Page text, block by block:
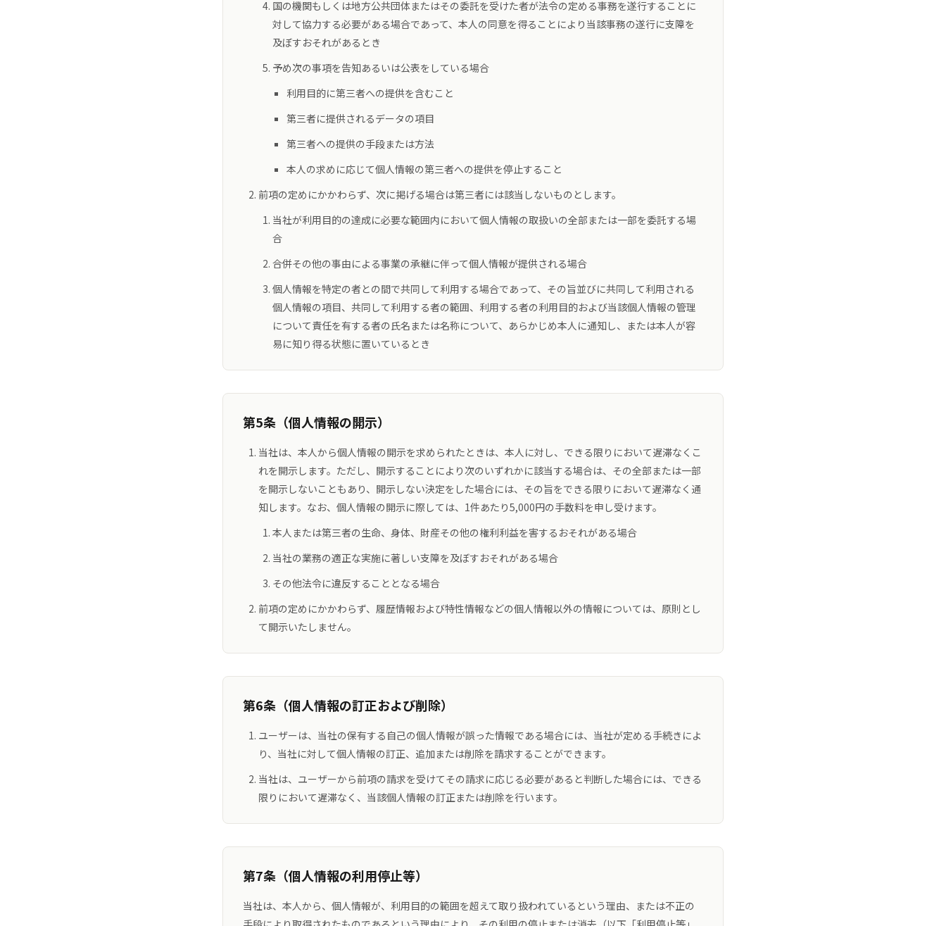
国の機関もしくは地方公共団体またはその委託を受けた者が法令の定める事務を遂行することに
対して協力する必要がある場合であって、本人の同意を得ることにより当該事務の遂行に支障を
及ぼすおそれがあるとき
予め次の事項を告知あるいは公表をしている場合
利用目的に第三者への提供を含むこと
第三者に提供されるデータの項目
第三者への提供の手段または方法
本人の求めに応じて個人情報の第三者への提供を停止すること
前項の定めにかかわらず、次に掲げる場合は第三者には該当しないものとします。
当社が利用目的の達成に必要な範囲内において個人情報の取扱いの全部または一部を委託する場
合
合併その他の事由による事業の承継に伴って個人情報が提供される場合
個人情報を特定の者との間で共同して利用する場合であって、その旨並びに共同して利用される
個人情報の項目、共同して利用する者の範囲、利用する者の利用目的および当該個人情報の管理
について責任を有する者の氏名または名称について、あらかじめ本人に通知し、または本人が容
易に知り得る状態に置いているとき
第5条（個人情報の開示）
当社は、本人から個人情報の開示を求められたときは、本人に対し、できる限りにおいて遅滞なくこ
れを開示します。ただし、開示することにより次のいずれかに該当する場合は、その全部または一部
を開示しないこともあり、開示しない決定をした場合には、その旨をできる限りにおいて遅滞なく通
知します。なお、個人情報の開示に際しては、1件あたり5,000円の手数料を申し受けます。
本人または第三者の生命、身体、財産その他の権利利益を害するおそれがある場合
当社の業務の適正な実施に著しい支障を及ぼすおそれがある場合
その他法令に違反することとなる場合
前項の定めにかかわらず、履歴情報および特性情報などの個人情報以外の情報については、原則とし
て開示いたしません。
第6条（個人情報の訂正および削除）
ユーザーは、当社の保有する自己の個人情報が誤った情報である場合には、当社が定める手続きによ
り、当社に対して個人情報の訂正、追加または削除を請求することができます。
当社は、ユーザーから前項の請求を受けてその請求に応じる必要があると判断した場合には、できる
限りにおいて遅滞なく、当該個人情報の訂正または削除を行います。
第7条（個人情報の利用停止等）
当社は、本人から、個人情報が、利用目的の範囲を超えて取り扱われているという理由、または不正の